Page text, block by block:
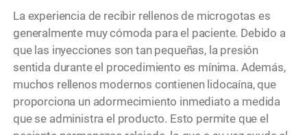
La experiencia de recibir rellenos de microgotas es
generalmente muy cómoda para el paciente. Debido a
que las inyecciones son tan pequeñas, la presión
sentida durante el procedimiento es mínima. Además,
muchos rellenos modernos contienen lidocaína, que
proporciona un adormecimiento inmediato a medida
que se administra el producto. Esto permite que el